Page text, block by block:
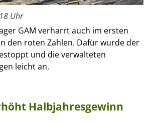
Uhr
GAM verharrt auch im ersten
den roten Zahlen. Dafür wurde der
und die verwalteten
leicht an.
Halbjahresgewinn